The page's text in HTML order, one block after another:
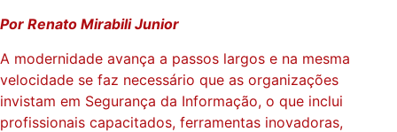
Por Renato Mirabili Junior
A modernidade avança a passos largos e na mesma
velocidade se faz necessário que as organizações
invistam em Segurança da Informação, o que inclui
profissionais capacitados, ferramentas inovadoras,